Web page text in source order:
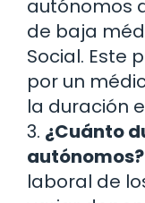
autónomos
de baja
Social. Este
por un
la duración
3. ¿Cuánto
autónomos?
laboral de